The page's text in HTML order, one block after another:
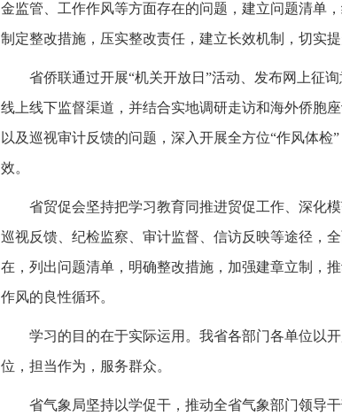
金监管、工作作风等方面存在的问题，建立问题清单
制定整改措施，压实整改责任，建立长效机制，切实
省侨联通过开展“机关开放日”活动、发布网上征
线上线下监督渠道，并结合实地调研走访和海外侨胞
以及巡视审计反馈的问题，深入开展全方位“作风体
效。
省贸促会坚持把学习教育同推进贸促工作、深化
巡视反馈、纪检监察、审计监督、信访反映等途径，
在，列出问题清单，明确整改措施，加强建章立制，
作风的良性循环。
学习的目的在于实际运用。我省各部门各单位以
位，担当作为，服务群众。
省气象局坚持以学促干，推动全省气象部门领导